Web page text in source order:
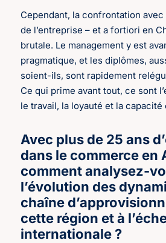
Cependant, la confrontation
de l’entreprise – et a fortiori en
brutale. Le management y est
pragmatique, et les diplômes,
soient-ils, sont rapidement
Ce qui prime avant tout, ce sont
le travail, la loyauté et la capacité
Avec plus de 25 ans
dans le commerce en
comment analysez-
l’évolution des
chaîne
cette région et à
internationale ?